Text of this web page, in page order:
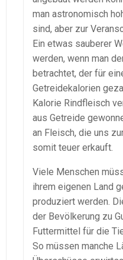
man astronomisch
sind, aber zur
Ein etwas sauberer
werden, wenn man
betrachtet, der für
Getreidekalorien
Kalorie Rindfleisch
aus Getreide
an Fleisch, die uns
somit teuer erkauft.
Viele Menschen
ihrem eigenen Land
produziert werden.
der Bevölkerung zu
Futtermittel für die
So müssen manche